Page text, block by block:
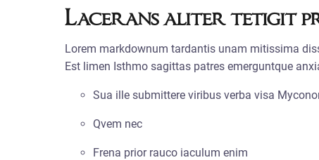
Lacerans aliter tetigit
Lorem markdownum tardantis unam mitissima
Est limen Isthmo sagittas patres emerguntque
Sua ille submittere viribus verba visa
Qvem nec
Frena prior rauco iaculum enim